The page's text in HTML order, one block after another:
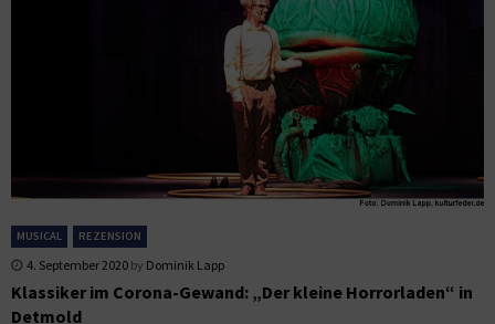
MUSICAL REZENSION
4. September 2020 by Dominik Lapp
Klassiker im Corona-Gewand: „Der kleine Horrorladen“ in
Detmold